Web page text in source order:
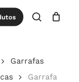
procurar
Close
Garrafas
Garrafa